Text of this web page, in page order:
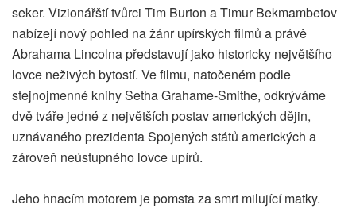
seker. Vizionářští tvůrci Tim Burton a Timur Bekmambetov
nabízejí nový pohled na žánr upírských filmů a právě
Abrahama Lincolna představují jako historicky největšího
lovce neživých bytostí. Ve filmu, natočeném podle
stejnojmenné knihy Setha Grahame-Smithe, odkrýváme
dvě tváře jedné z největších postav amerických dějin,
uznávaného prezidenta Spojených států amerických a
zároveň neústupného lovce upírů.
Jeho hnacím motorem je pomsta za smrt milující matky.